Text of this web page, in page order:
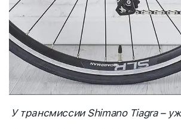
У трансмиссии Shimano Tiagra –